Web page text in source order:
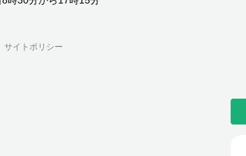
サイトポリシー